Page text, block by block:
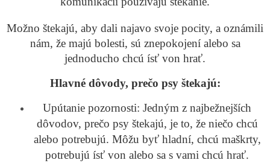
Možno štekajú, aby dali najavo svoje pocity, a oznámili
nám, že majú bolesti, sú znepokojení alebo sa
jednoducho chcú ísť von hrať.
Hlavné dôvody, prečo psy štekajú:
Upútanie pozornosti: Jedným z najbežnejších
dôvodov, prečo psy štekajú, je to, že niečo chcú
alebo potrebujú. Môžu byť hladní, chcú maškrty,
potrebujú ísť von alebo sa s vami chcú hrať.